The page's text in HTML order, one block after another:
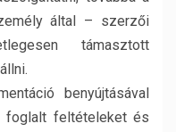
által – szerzői
támasztott
benyújtásával
foglalt feltételeket és